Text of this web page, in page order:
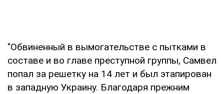
"Обвиненный в вымогательстве с пытками в
составе и во главе преступной группы, Самвел
попал за решетку на 14 лет и был этапирован
в западную Украину. Благодаря прежним